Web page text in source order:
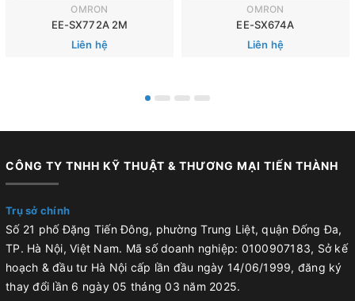
OMRON
EE-SX772A 2M
Liên hệ
OMRON
EE-SX674A
Liên hệ
CÔNG TY TNHH KỸ THUẬT & THƯƠNG MẠI TIẾN THÀNH
Trụ sở chính
Số 21 phố Đặng Tiến Đông, phường Trung Liệt, quận Đống Đa,
TP. Hà Nội, Việt Nam. Mã số doanh nghiệp: 0100907183, Sở kế
hoạch & đầu tư Hà Nội cấp lần đầu ngày 14/06/1999, đăng ký
thay đổi lần 6 ngày 05 tháng 03 năm 2025.